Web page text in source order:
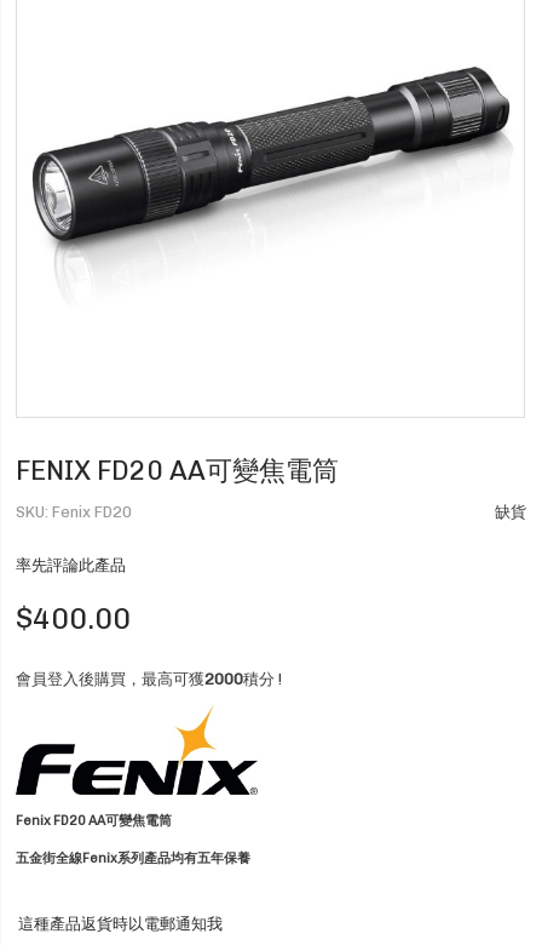
FENIX FD20 AA可變焦電筒
缺貨
SKU Fenix FD20
率先評論此產品
$400.00
會員登入後購買，最高可獲2000積分 !
Fenix FD20 AA可變焦電筒
五金街全線Fenix系列產品均有五年保養
這種產品返貨時以電郵通知我